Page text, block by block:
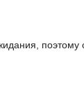
поэтому